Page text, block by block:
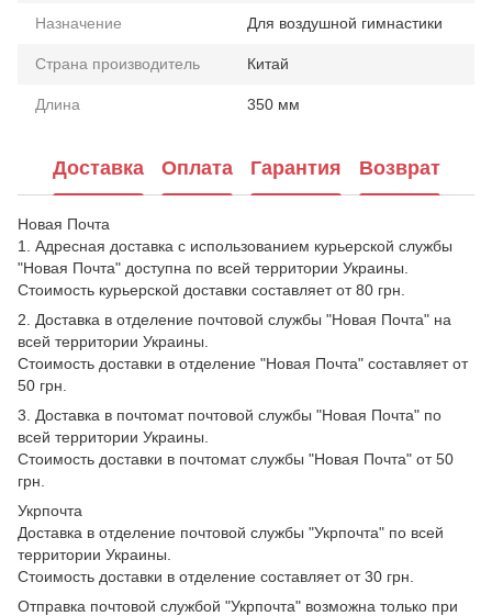
Назначение Для воздушной гимнастики
Страна производитель Китай
Длина 350 мм
Доставка Оплата Гарантия Возврат
Новая Почта
1. Адресная доставка с использованием курьерской службы
"Новая Почта" доступна по всей территории Украины.
Стоимость курьерской доставки составляет от 80 грн.
2. Доставка в отделение почтовой службы "Новая Почта" на
всей территории Украины.
Стоимость доставки в отделение "Новая Почта" составляет от
50 грн.
3. Доставка в почтомат почтовой службы "Новая Почта" по
всей территории Украины.
Стоимость доставки в почтомат службы "Новая Почта" от 50
грн.
Укрпочта
Доставка в отделение почтовой службы "Укрпочта" по всей
территории Украины.
Стоимость доставки в отделение составляет от 30 грн.
Отправка почтовой службой "Укрпочта" возможна только при